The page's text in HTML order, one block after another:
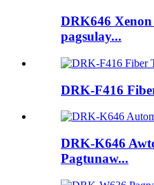
DRK646
pagsulay...
DRK-F416
DRK-K646
Pagtunaw...